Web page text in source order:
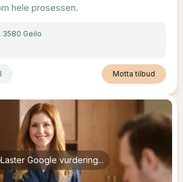
hele prosessen.
3580 Geilo
Motta tilbud
Laster Google vurdering...